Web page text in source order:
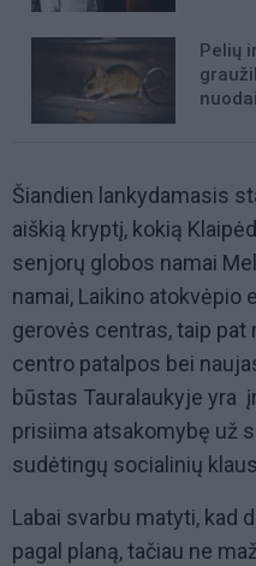
Pelių
nuodai
Šiandien lankydamasis
aiškią kryptį, kokią
senjorų globos namai
namai, Laikino atokvėpio
gerovės centras, taip
centro patalpos bei
būstas Tauralaukyje yra
prisiima atsakomybę už
sudėtingų socialinių
Labai svarbu matyti, kad
pagal planą, tačiau ne